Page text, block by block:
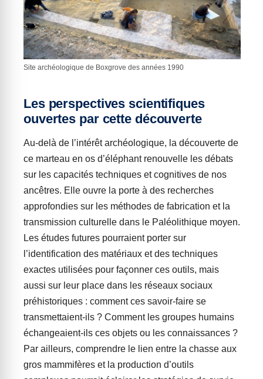
Site archéologique de Boxgrove des années 1990
Les perspectives scientifiques
ouvertes par cette découverte
Au-delà de l’intérêt archéologique, la découverte de
ce marteau en os d’éléphant renouvelle les débats
sur les capacités techniques et cognitives de nos
ancêtres. Elle ouvre la porte à des recherches
approfondies sur les méthodes de fabrication et la
transmission culturelle dans le Paléolithique moyen.
Les études futures pourraient porter sur
l’identification des matériaux et des techniques
exactes utilisées pour façonner ces outils, mais
aussi sur leur place dans les réseaux sociaux
préhistoriques : comment ces savoir-faire se
transmettaient-ils ? Comment les groupes humains
échangeaient-ils ces objets ou les connaissances ?
Par ailleurs, comprendre le lien entre la chasse aux
gros mammifères et la production d’outils